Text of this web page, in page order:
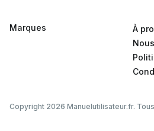
Marques
À
Copyright 2026 Manuelutilisateur.fr.